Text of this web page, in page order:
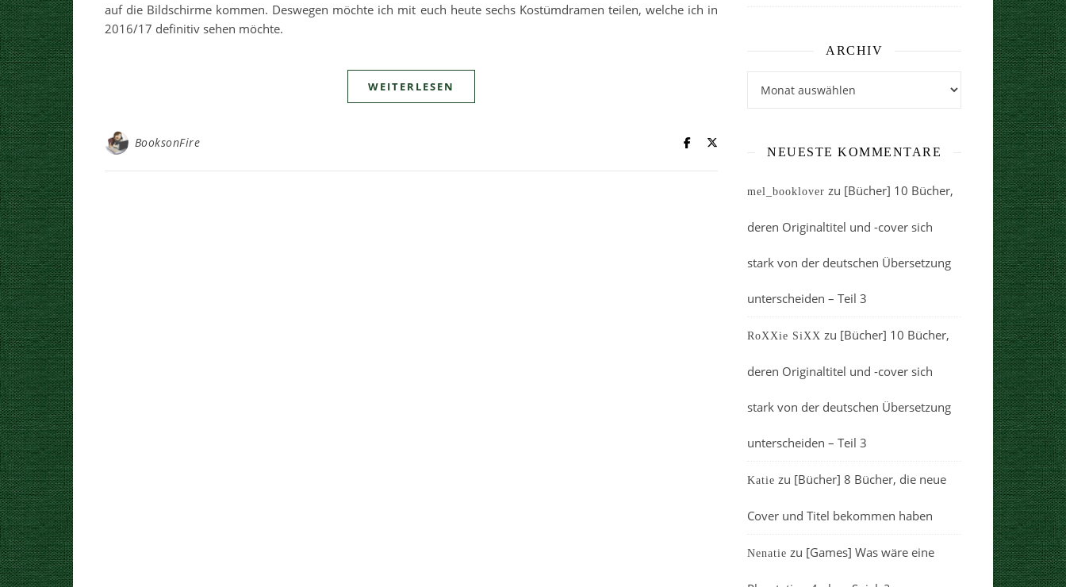
auf die Bildschirme kommen. Deswegen möchte ich mit euch heute sechs Kostümdramen teilen, welche ich in
2016/17 definitiv sehen möchte.
WEITERLESEN
BooksonFire
ARCHIV
NEUESTE KOMMENTARE
mel_booklover zu [Bücher] 10 Bücher,
deren Originaltitel und -cover sich
stark von der deutschen Übersetzung
unterscheiden – Teil 3
RoXXie SiXX zu [Bücher] 10 Bücher,
deren Originaltitel und -cover sich
stark von der deutschen Übersetzung
unterscheiden – Teil 3
Katie zu [Bücher] 8 Bücher, die neue
Cover und Titel bekommen haben
Nenatie zu [Games] Was wäre eine